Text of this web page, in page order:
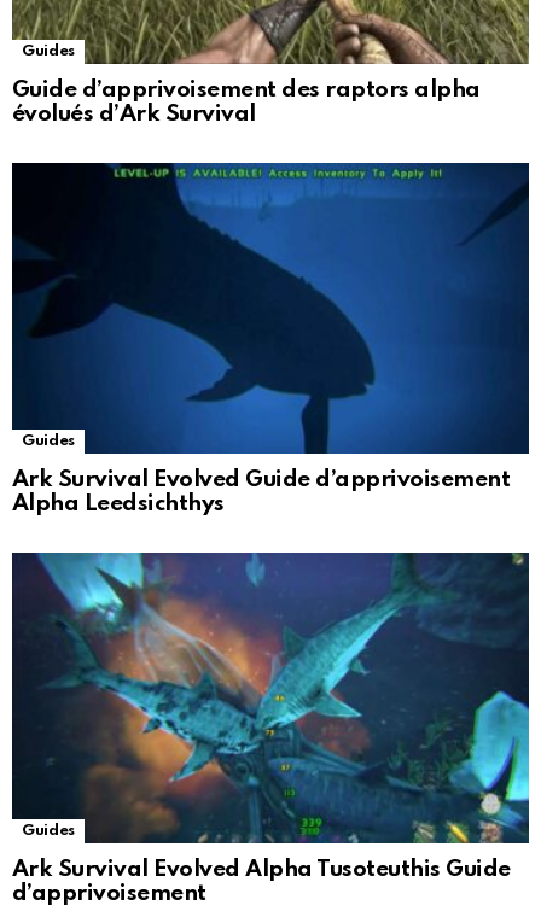
Guides
Guide d’apprivoisement des raptors alpha
évolués d’Ark Survival
Guides
Ark Survival Evolved Guide d’apprivoisement
Alpha Leedsichthys
Guides
Ark Survival Evolved Alpha Tusoteuthis Guide
d’apprivoisement